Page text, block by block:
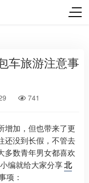
车旅游注意事
741
增加，但也带来了更
还没到长假，不管去
多数青年男女都喜欢
编就给大家分享北
项：